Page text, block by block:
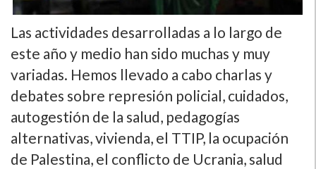
Las actividades desarrolladas a lo largo de
este año y medio han sido muchas y muy
variadas. Hemos llevado a cabo charlas y
debates sobre represión policial, cuidados,
autogestión de la salud, pedagogí­as
alternativas, vivienda, el TTIP, la ocupación
de Palestina, el conflicto de Ucrania, salud